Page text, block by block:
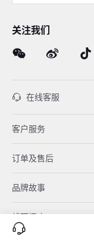
关注我们
在线客服
客户服务
订单及售后
品牌故事
线下门店